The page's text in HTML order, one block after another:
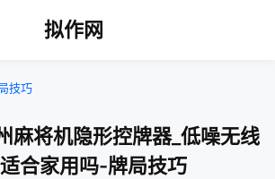
拟作网
技巧
麻将机隐形控牌器_低噪无线
合家用吗-牌局技巧